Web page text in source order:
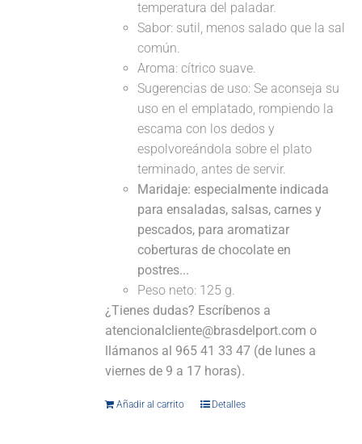
temperatura del paladar.
Sabor: sutil, menos salado que la sal
común.
Aroma: cítrico suave.
Sugerencias de uso: Se aconseja su
uso en el emplatado, rompiendo la
escama con los dedos y
espolvoreándola sobre el plato
terminado, antes de servir.
Maridaje: especialmente indicada
para ensaladas, salsas, carnes y
pescados, para aromatizar
coberturas de chocolate en
postres...
Peso neto: 125 g.
¿Tienes dudas? Escríbenos a
atencionalcliente@brasdelport.com o
llámanos al 965 41 33 47 (de lunes a
viernes de 9 a 17 horas).
Añadir al carrito Detalles